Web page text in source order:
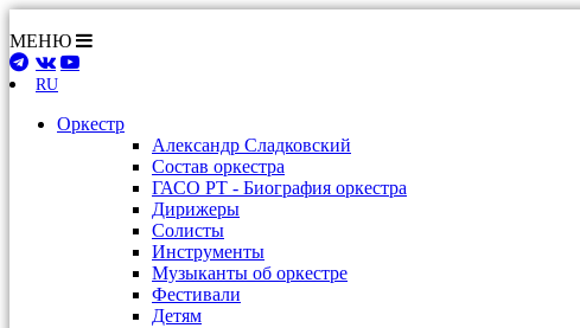
МЕНЮ
RU
Оркестр
Александр Сладковский
Состав оркестра
ГАСО РТ - Биография оркестра
Дирижеры
Солисты
Инструменты
Музыканты об оркестре
Фестивали
Детям